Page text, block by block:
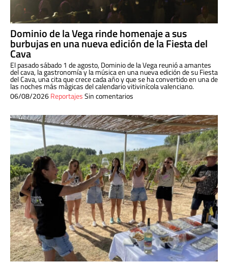
Dominio de la Vega rinde homenaje a sus
burbujas en una nueva edición de la Fiesta del
Cava
El pasado sábado 1 de agosto, Dominio de la Vega reunió a amantes
del cava, la gastronomía y la música en una nueva edición de su Fiesta
del Cava, una cita que crece cada año y que se ha convertido en una de
las noches más mágicas del calendario vitivinícola valenciano.
06/08/2026ReportajesSin comentarios